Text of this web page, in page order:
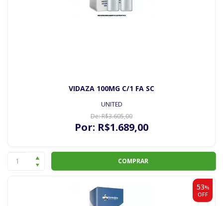
VIDAZA 100MG C/1 FA SC
UNITED
De:R$3.605,00
Por: R$1.689,00
COMPRAR
53%
OFF